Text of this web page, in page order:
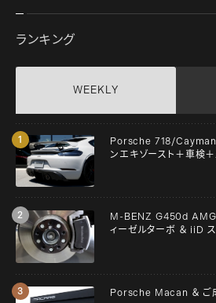
ランキング
WEEKLY
Porsche 718/Cayman
ンエキゾースト＋車検＋
M-BENZ G450d AMG
ィーゼルターボ ＆ iiD ス
Porsche Macan ＆ ご